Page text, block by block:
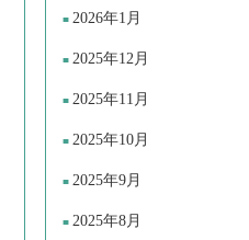
2026年1月
2025年12月
2025年11月
2025年10月
2025年9月
2025年8月